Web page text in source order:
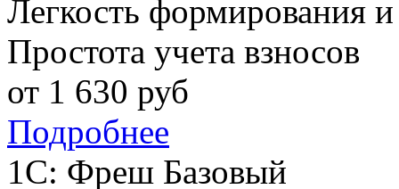
Легкость формирования
Простота учета взносов
от 1 630 руб
Подробнее
1С: Фреш Базовый